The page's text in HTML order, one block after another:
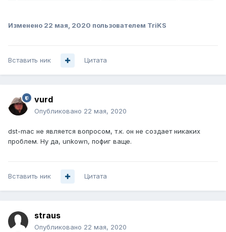
Изменено 22 мая, 2020 пользователем TriKS
Вставить ник Цитата
vurd
Опубликовано 22 мая, 2020
dst-mac не является вопросом, т.к. он не создает никаких
проблем. Ну да, unkown, пофиг ваще.
Вставить ник Цитата
straus
Опубликовано 22 мая, 2020